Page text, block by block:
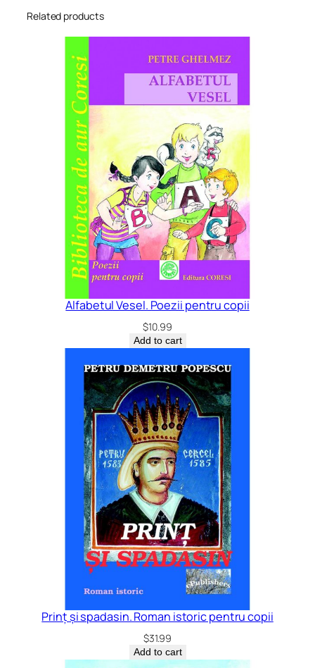
Related products
Alfabetul Vesel. Poezii pentru copii
$10.99
Add to cart
Prinț și spadasin. Roman istoric pentru copii
$31.99
Add to cart